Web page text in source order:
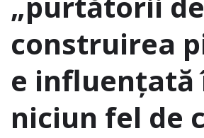
construirea
e influenţată
niciun fel de